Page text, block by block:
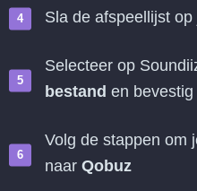
Sla de afspeellijst
Selecteer op
bestand en bevestig
Volg de stappen om
naar Qobuz